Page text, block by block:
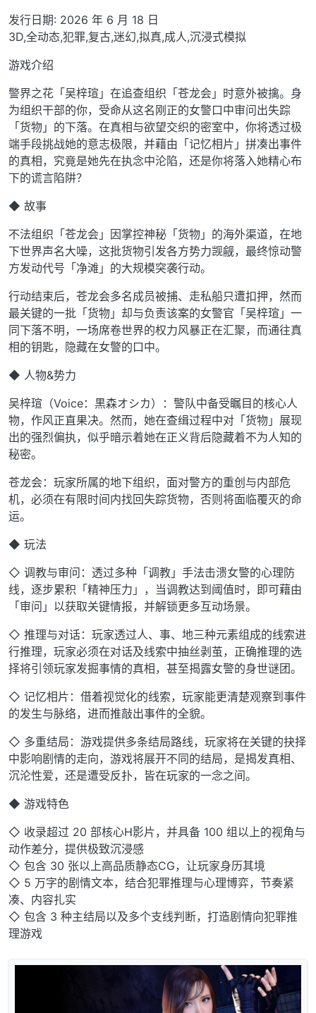
发行日期: 2026 年 6 月 18 日
3D,全动态,犯罪,复古,迷幻,拟真,成人,沉浸式模拟
游戏介绍
警界之花「吴梓瑄」在追查组织「苍龙会」时意外被擒。身
为组织干部的你，受命从这名刚正的女警口中审问出失踪
「货物」的下落。在真相与欲望交织的密室中，你将透过极
端手段挑战她的意志极限，并藉由「记忆相片」拼凑出事件
的真相，究竟是她先在执念中沦陷，还是你将落入她精心布
下的谎言陷阱？
◆ 故事
不法组织「苍龙会」因掌控神秘「货物」的海外渠道，在地
下世界声名大噪，这批货物引发各方势力觊觎，最终惊动警
方发动代号「净滩」的大规模突袭行动。
行动结束后，苍龙会多名成员被捕、走私船只遭扣押，然而
最关键的一批「货物」却与负责该案的女警官「吴梓瑄」一
同下落不明，一场席卷世界的权力风暴正在汇聚，而通往真
相的钥匙，隐藏在女警的口中。
◆ 人物&势力
吴梓瑄（Voice：黒森オシカ）：警队中备受瞩目的核心人
物，作风正直果决。然而，她在查缉过程中对「货物」展现
出的强烈偏执，似乎暗示着她在正义背后隐藏着不为人知的
秘密。
苍龙会：玩家所属的地下组织，面对警方的重创与内部危
机，必须在有限时间内找回失踪货物，否则将面临覆灭的命
运。
◆ 玩法
◇ 调教与审问：透过多种「调教」手法击溃女警的心理防
线，逐步累积「精神压力」，当调教达到阈值时，即可藉由
「审问」以获取关键情报，并解锁更多互动场景。
◇ 推理与对话：玩家透过人、事、地三种元素组成的线索进
行推理，玩家必须在对话及线索中抽丝剥茧，正确推理的选
择将引领玩家发掘事情的真相，甚至揭露女警的身世谜团。
◇ 记忆相片：借着视觉化的线索，玩家能更清楚观察到事件
的发生与脉络，进而推敲出事件的全貌。
◇ 多重结局：游戏提供多条结局路线，玩家将在关键的抉择
中影响剧情的走向，游戏将展开不同的结局，是揭发真相、
沉沦性爱，还是遭受反扑，皆在玩家的一念之间。
◆ 游戏特色
◇ 收录超过 20 部核心H影片，并具备 100 组以上的视角与
动作差分，提供极致沉浸感
◇ 包含 30 张以上高品质静态CG，让玩家身历其境
◇ 5 万字的剧情文本，结合犯罪推理与心理博弈，节奏紧
凑、内容扎实
◇ 包含 3 种主结局以及多个支线判断，打造剧情向犯罪推
理游戏